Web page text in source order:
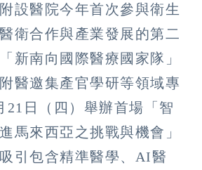
設醫院今年首次參與衛生
衛合作與產業發展的第二
新南向國際醫療國家隊」
醫邀集產官學研等領域專
21日（四）舉辦首場「智
馬來西亞之挑戰與機會」
引包含精準醫學、AI醫